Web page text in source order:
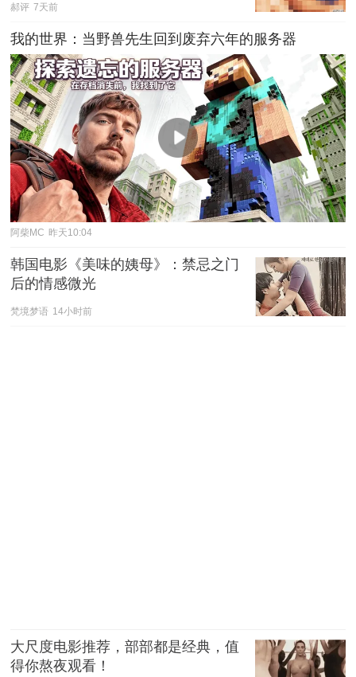
郝评 7天前
我的世界：当野兽先生回到废弃六年的服务器
阿柴MC 昨天10:04
韩国电影《美味的姨母》：禁忌之门
后的情感微光
梵境梦语 14小时前
大尺度电影推荐，部部都是经典，值
得你熬夜观看！